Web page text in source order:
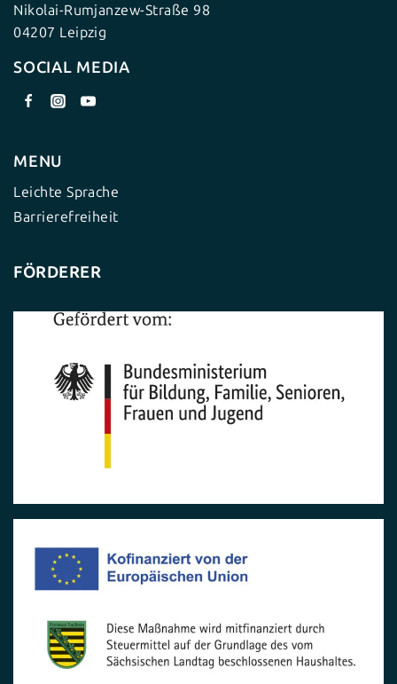
Nikolai-Rumjanzew-Straße 98
04207 Leipzig
SOCIAL MEDIA
MENU
Leichte Sprache
Barrierefreiheit
FÖRDERER